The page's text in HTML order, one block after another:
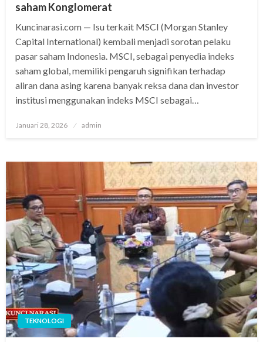
saham Konglomerat
Kuncinarasi.com — Isu terkait MSCI (Morgan Stanley
Capital International) kembali menjadi sorotan pelaku
pasar saham Indonesia. MSCI, sebagai penyedia indeks
saham global, memiliki pengaruh signifikan terhadap
aliran dana asing karena banyak reksa dana dan investor
institusi menggunakan indeks MSCI sebagai…
Posted
Januari 28, 2026 admin
TEKNOLOGI